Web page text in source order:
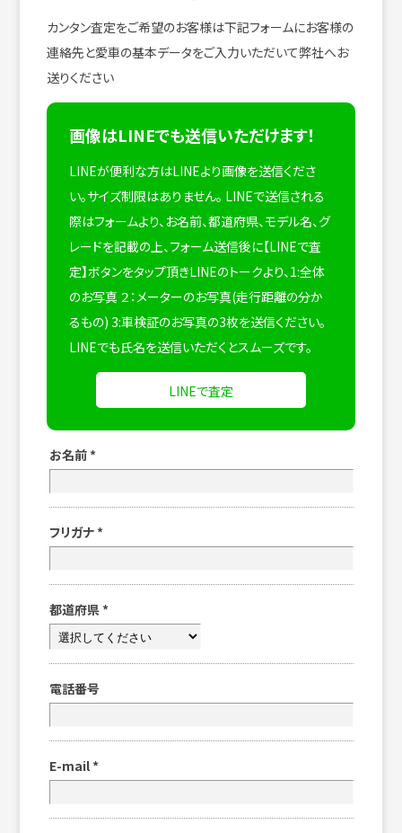
カンタン査定をご希望のお客様は下記フォームにお客様の
連絡先と愛車の基本データをご入力いただいて弊社へお
送りください
画像はLINEでも送信いただけます！
LINEが便利な方はLINEより画像を送信くださ
い。サイズ制限はありません。 LINEで送信される
際はフォームより、お名前、都道府県、モデル名、グ
レードを記載の上、フォーム送信後に【LINEで査
定】ボタンをタップ頂きLINEのトークより、1:全体
のお写真 ２：メーターのお写真(走行距離の分か
るもの) 3:車検証のお写真の3枚を送信ください。
LINEでも氏名を送信いただくとスムーズです。
LINEで査定
お名前 *
フリガナ *
都道府県 *
電話番号
E-mail *